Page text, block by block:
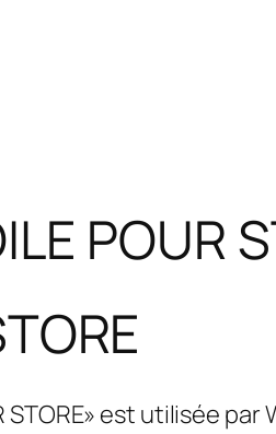
POUR
est utilisée